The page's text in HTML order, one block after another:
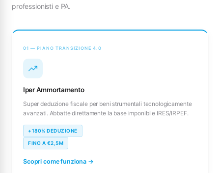
professionisti e PA.
01 — PIANO TRANSIZIONE 4.0
Iper Ammortamento
Super deduzione fiscale per beni strumentali tecnologicamente
avanzati. Abbatte direttamente la base imponibile IRES/IRPEF.
+180% DEDUZIONE
FINO A €2,5M
Scopri come funziona →